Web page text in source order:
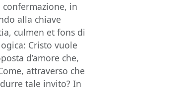
in
alla chiave
culmen et fons di
Cristo vuole
d’amore che,
attraverso che
tale invito? In